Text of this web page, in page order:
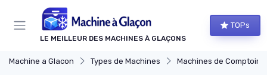
LE MEILLEUR DES MACHINES À GLAÇONS
TOPs
Machine a Glacon Types de Machines Machines de Comptoir
Panneau de gestion des cookies